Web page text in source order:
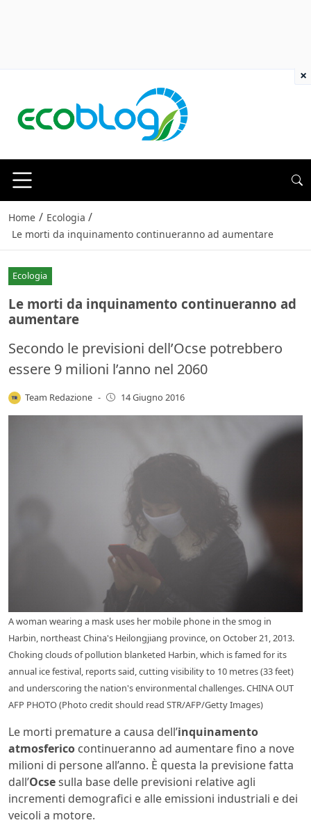
Home / Ecologia /
Le morti da inquinamento continueranno ad aumentare
Ecologia
Le morti da inquinamento continueranno ad
aumentare
Secondo le previsioni dell’Ocse potrebbero
essere 9 milioni l’anno nel 2060
Team Redazione - 14 Giugno 2016
A woman wearing a mask uses her mobile phone in the smog in
Harbin, northeast China's Heilongjiang province, on October 21, 2013.
Choking clouds of pollution blanketed Harbin, which is famed for its
annual ice festival, reports said, cutting visibility to 10 metres (33 feet)
and underscoring the nation's environmental challenges. CHINA OUT
AFP PHOTO (Photo credit should read STR/AFP/Getty Images)
Le morti premature a causa dell’inquinamento
atmosferico continueranno ad aumentare fino a nove
milioni di persone all’anno. È questa la previsione fatta
dall’Ocsesulla base delle previsioni relative agli
incrementi demografici e alle emissioni industriali e dei
veicoli a motore.
×